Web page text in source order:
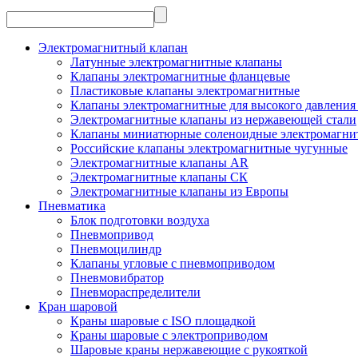
Электромагнитный клапан
Латунные электромагнитные клапаны
Клапаны электромагнитные фланцевые
Пластиковые клапаны электромагнитные
Клапаны электромагнитные для высокого давления
Электромагнитные клапаны из нержавеющей стали
Клапаны миниатюрные соленоидные
Российские клапаны электромагнитные чугунные
Электромагнитные клапаны AR
Электромагнитные клапаны СК
Электромагнитные клапаны из Европы
Пневматика
Блок подготовки воздуха
Пневмопривод
Пневмоцилиндр
Клапаны угловые с пневмоприводом
Пневмовибратор
Пневмораспределители
Кран шаровой
Краны шаровые с ISO площадкой
Краны шаровые с электроприводом
Шаровые краны нержавеющие с рукояткой